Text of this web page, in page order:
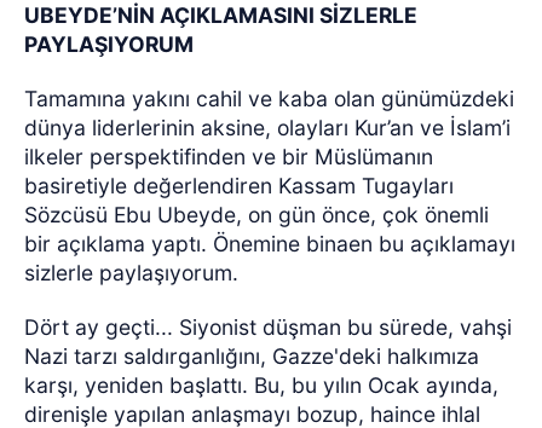
UBEYDE’NİN AÇIKLAMASINI SİZLERLE
PAYLAŞIYORUM
Tamamına yakını cahil ve kaba olan günümüzdeki
dünya liderlerinin aksine, olayları Kur’an ve İslam’i
ilkeler perspektifinden ve bir Müslümanın
basiretiyle değerlendiren Kassam Tugayları
Sözcüsü Ebu Ubeyde, on gün önce, çok önemli
bir açıklama yaptı. Önemine binaen bu açıklamayı
sizlerle paylaşıyorum.
Dört ay geçti... Siyonist düşman bu sürede, vahşi
Nazi tarzı saldırganlığını, Gazze'deki halkımıza
karşı, yeniden başlattı. Bu, bu yılın Ocak ayında,
direnişle yapılan anlaşmayı bozup, haince ihlal